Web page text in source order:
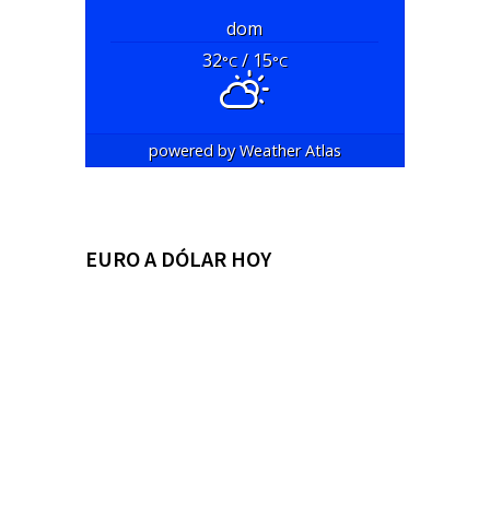
dom
32°C/ 15°C
powered byWeather Atlas
EURO A DÓLAR HOY